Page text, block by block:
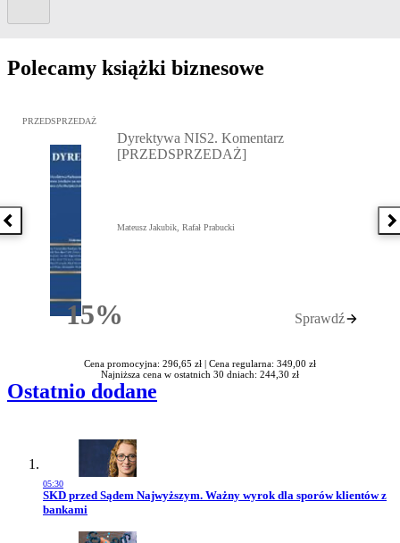
Polecamy książki biznesowe
Poprzednia książka
Przejdź do: Dyrektywa NIS2. Komentarz [PRZEDSPRZEDAŻ],
PRZEDSPRZEDAŻ
15%Rabatu
Dyrektywa NIS2. Komentarz
[PRZEDSPRZEDAŻ]
Mateusz Jakubik, Rafał Prabucki
Sprawdź
Cena promocyjna: 296,65 zł | Cena regularna: 349,00 zł
Najniższa cena w ostatnich 30 dniach: 244,30 zł
Ostatnio dodane
05:30
Przejdź do artykułu:
SKD przed Sądem Najwyższym. Ważny wyrok dla sporów klientów z
bankami